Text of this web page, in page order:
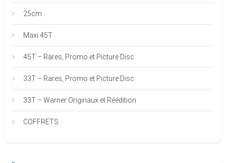
25cm
Maxi 45T
45T – Rares, Promo et Picture Disc
33T – Rares, Promo et Picture Disc
33T – Warner Originaux et Réédition
COFFRETS